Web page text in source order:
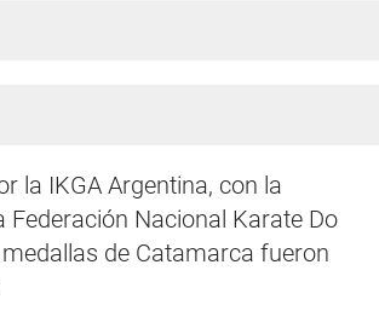
la IKGA Argentina, con la
Federación Nacional Karate Do
de Catamarca fueron